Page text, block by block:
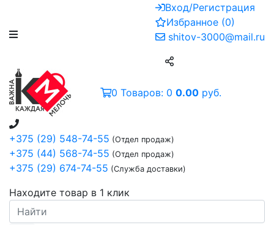
Вход/Регистрация
Избранное (0)
shitov-3000@mail.ru
+375 (29) 548-74-55 (Отдел продаж)
+375 (44) 568-74-55 (Отдел продаж)
+375 (29) 674-74-55 (Служба доставки)
Находите товар в 1 клик
0 Товаров: 0 0.00 руб.